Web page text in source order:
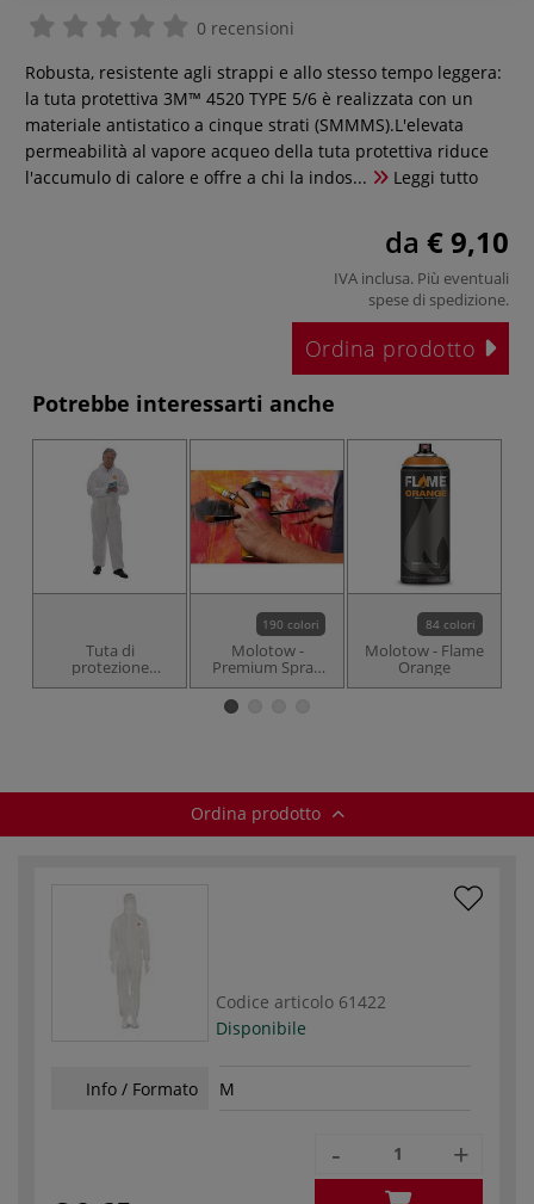
0 recensioni
Robusta, resistente agli strappi e allo stesso tempo leggera:
la tuta protettiva 3M™ 4520 TYPE 5/6 è realizzata con un
materiale antistatico a cinque strati (SMMMS).L'elevata
permeabilità al vapore acqueo della tuta protettiva riduce
l'accumulo di calore e offre a chi la indos...
Leggi tutto
da € 9,10
IVA inclusa. Più eventuali
spese di spedizione.
Ordina prodotto
Potrebbe interessarti anche
Tuta di
protezione
Overall Z2,
190 colori
Molotow -
Premium Spray
400 ml, Standard
84 colori
Molotow - Flame
Orange
Ordina prodotto
Codice articolo 61422
Disponibile
Info / Formato M
- +